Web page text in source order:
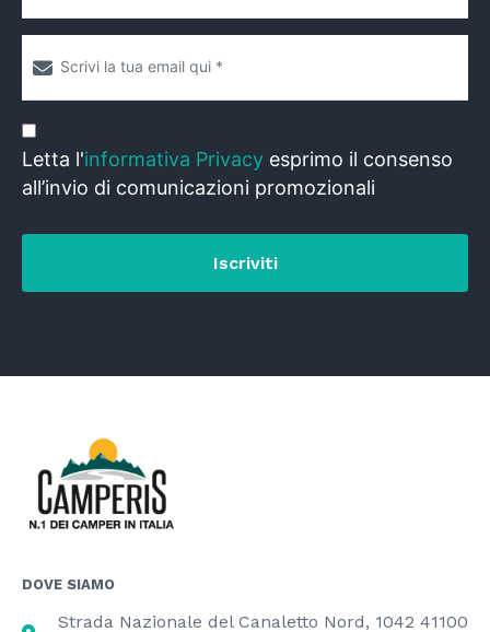
Letta l'informativa Privacy esprimo il consenso
all’invio di comunicazioni promozionali
Iscriviti
DOVE SIAMO
Strada Nazionale del Canaletto Nord, 1042 41100